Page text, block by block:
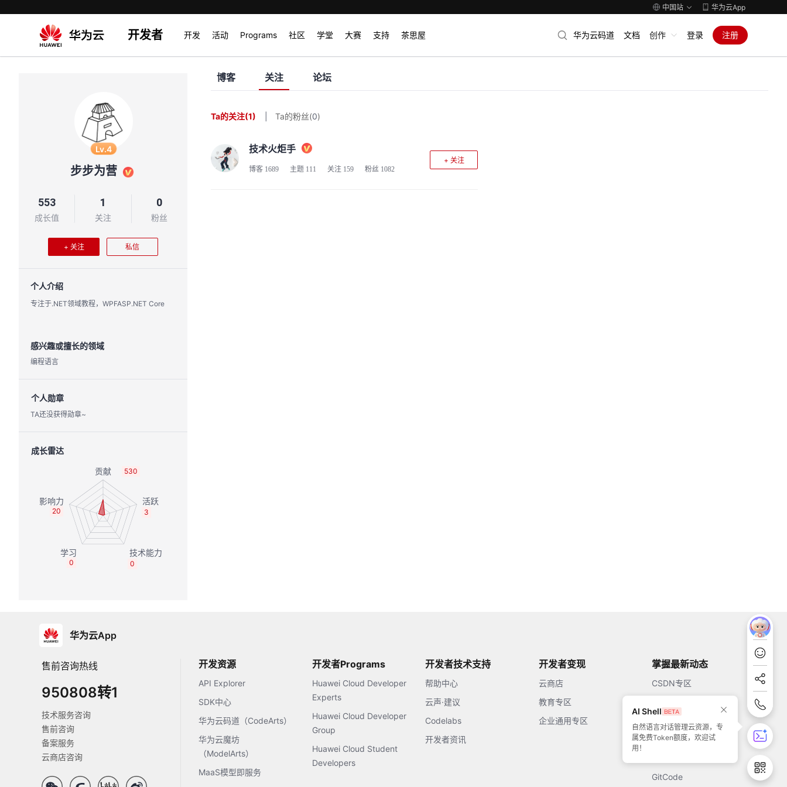
中国站 华为云App
开发者 开发 活动 Programs 社区 学堂 大赛 支持 茶思屋 华为云码道 文档 创作 登录 注册
AI Shell
自然语言对话管理云资源，专
属免费Token额度，欢迎试
用！
Lv.4
步步为营
553
成长值
1
关注
0
粉丝
+ 关注 私信
个人介绍
专注于.NET领域教程，WPFASP.NET Core
感兴趣或擅长的领域
编程语言
个人勋章
TA还没获得勋章~
成长雷达
530
3
0
0
20
博客 关注 论坛
Ta的关注(1) Ta的粉丝(0)
技术火炬手
博客 1689 主题 111 关注 159 粉丝 1082
+ 关注
华为云App
售前咨询热线
950808转1
技术服务咨询
售前咨询
备案服务
云商店咨询
开发资源
API Explorer
SDK中心
华为云码道（CodeArts）
华为云魔坊
（ModelArts）
MaaS模型即服务
开发者Programs
Huawei Cloud Developer
Experts
Huawei Cloud Developer
Group
Huawei Cloud Student
Developers
开发者技术支持
帮助中心
云声·建议
Codelabs
开发者资讯
开发者变现
云商店
教育专区
企业通用专区
掌握最新动态
CSDN专区
51CTO
GitCode